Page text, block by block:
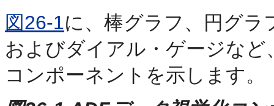
図26-1に、棒グラフ、円グラ
およびダイアル・ゲージな
コンポーネントを示します。